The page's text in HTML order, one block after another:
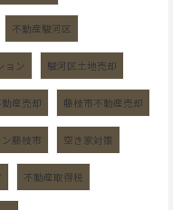
不動産駿河区
ョン 駿河区土地売却
産売却 藤枝市不動産売却
藤枝市 空き家対策
不動産取得税